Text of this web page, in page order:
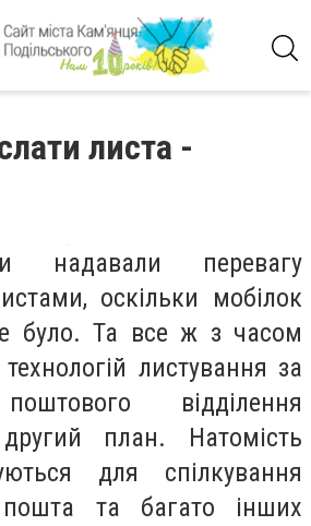
листа -
надавали перевагу
оскільки мобілок
було. Та все ж з часом
листування за
відділення
план. Натомість
для спілкування
та багато інших